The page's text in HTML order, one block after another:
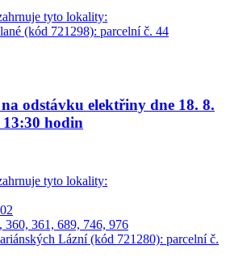
tyto lokality:
(kód 721298): parcelní č. 44
odstávku elektřiny dne 18. 8.
hodin
tyto lokality:
360, 361, 689, 746, 976
Lázní (kód 721280): parcelní č.